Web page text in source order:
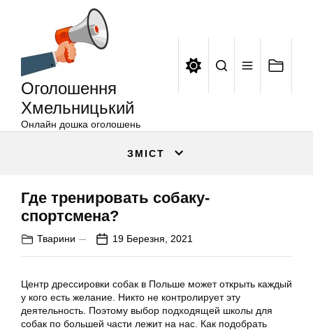
Оголошення
Хмельницький
Онлайн дошка оголошень
ЗМІСТ
Где тренировать собаку-
спортсмена?
Тварини 19 Березня, 2021
Центр дрессировки собак в Польше может открыть каждый
у кого есть желание. Никто не контролирует эту
деятельность. Поэтому выбор подходящей школы для
собак по большей части лежит на нас. Как подобрать